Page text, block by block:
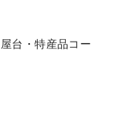
台・特産品コー